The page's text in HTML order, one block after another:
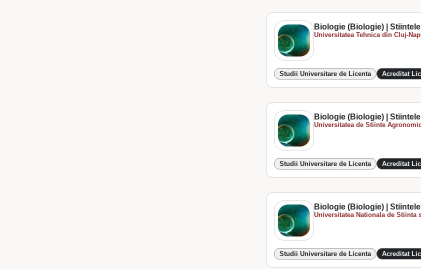
Biologie (Biologie) |
Universitatea Tehnica din Cluj-
Studii Universitare de Licenta Acreditat
Biologie (Biologie) |
Universitatea de Stiinte
Studii Universitare de Licenta Acreditat
Biologie (Biologie) |
Universitatea Nationala de Stiinta
Studii Universitare de Licenta Acreditat